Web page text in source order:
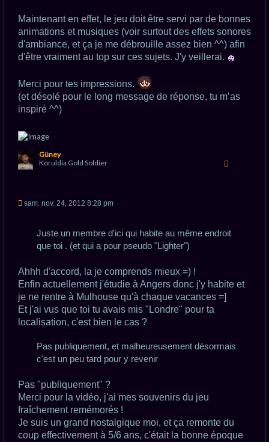
Maintenant en effet, le jeu doit être servi par de bonnes
animations et musiques (voir surtout des effets sonores
d'ambiance, et ça je me débrouille assez bien ^^) afin
d'être vraiment au top sur ces sujets. J'y veillerai.
Merci pour tes impressions.
(et désolé pour le long message de réponse, tu m’as
inspiré ^^)
Güney
Koruldia Gold Soldier
M
o
n
l
u
sam. nov. 24, 2012 8:28 pm
Juste un membre d'ici qui habite au même endroit
que toi . (et qui a pour pseudo "Lighter")
Ahhh d'accord, la je comprends mieux =) !
Enfin actuellement j'étudie à Angers donc j'y habite et
je ne rentre à Mulhouse qu'à chaque vacances =]
Et j'ai vus que toi tu avais mis "Londre" pour ta
localisation, c'est bien le cas ?
Pas publiquement, et malheureusement désormais
c'est un peu tard pour y revenir
Pas "publiquement" ?
Merci pour la vidéo, j'ai mes souvenirs du jeu
fraîchement remémorés !
Je suis un grand nostalgique moi, et ça remonte du
coup effectivement à 5/6 ans, c'était la bonne époque